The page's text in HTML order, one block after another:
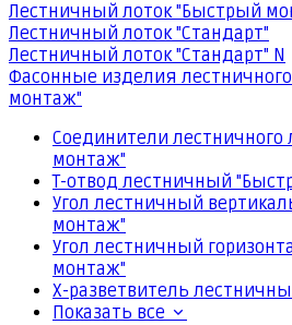
Лестничный лоток "Быстрый
Лестничный лоток "Стандарт"
Лестничный лоток "Стандарт" N
Фасонные изделия
монтаж"
Соединители лестничного
монтаж"
Т-отвод лестничный
Угол лестничный
монтаж"
Угол лестничный
монтаж"
Х-разветвитель
Показать все